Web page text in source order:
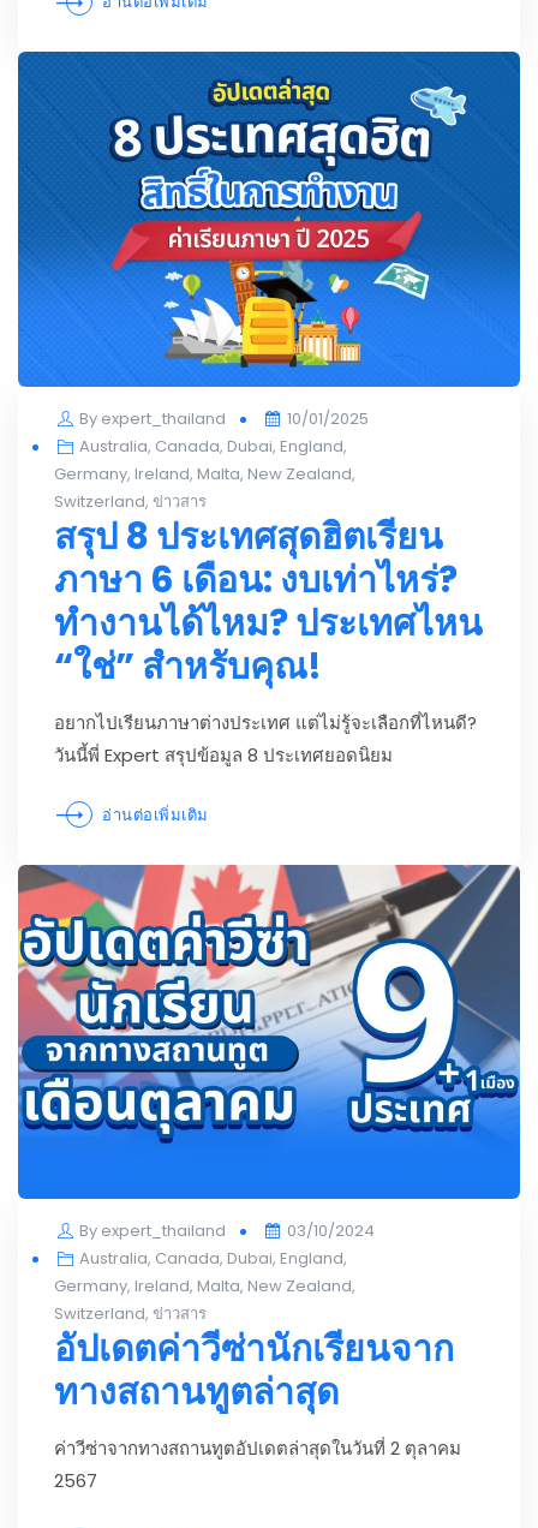
By expert_thailand
Posted
on
10/01/2025
Australia, Canada, Dubai, England,
Germany, Ireland, Malta, New Zealand,
Switzerland, ข่าวสาร
สรุป 8 ประเทศสุดฮิตเรียน
ภาษา 6 เดือน: งบเท่าไหร่?
ทำงานได้ไหม? ประเทศไหน
“ใช่” สำหรับคุณ!
อยากไปเรียนภาษาต่างประเทศ แต่ไม่รู้จะเลือกที่ไหนดี?
วันนี้พี่ Expert สรุปข้อมูล 8 ประเทศยอดนิยม
อ่านต่อเพิ่มเติม
By expert_thailand
Posted
on
03/10/2024
Australia, Canada, Dubai, England,
Germany, Ireland, Malta, New Zealand,
Switzerland, ข่าวสาร
อัปเดตค่าวีซ่านักเรียนจาก
ทางสถานทูตล่าสุด
ค่าวีซ่าจากทางสถานทูตอัปเดตล่าสุดในวันที่ 2 ตุลาคม
2567